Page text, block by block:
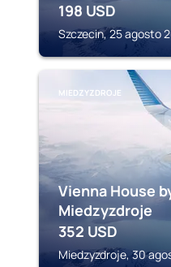
198 USD
Szczecin, 25 agosto
MIEDZYZDROJE
Vienna House
Miedzyzdroje
352 USD
Miedzyzdroje, 30